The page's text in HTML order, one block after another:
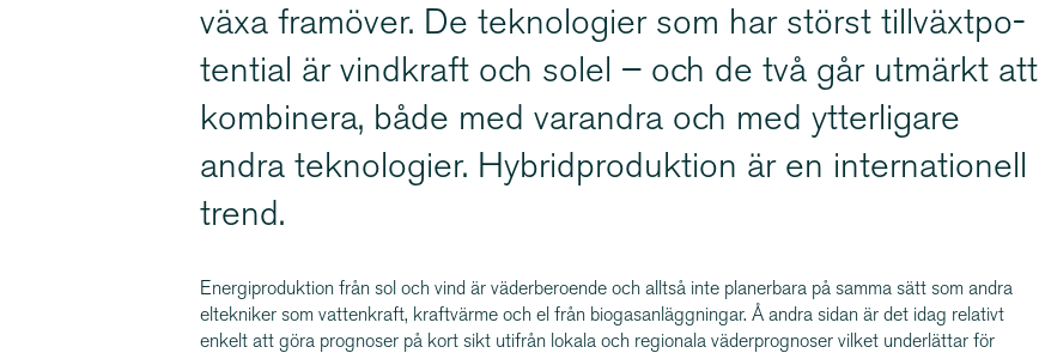
växa framöver. De teknologier som har störst tillväxt­po­
tential är vindkraft och solel – och de två går utmärkt att
kombinera, både med varandra och med ytterligare
andra teknologier. Hybrid­pro­duktion är en inter­na­tionell
trend.
Energi­pro­duktion från sol och vind är väderberoende och alltså inte planerbara på samma sätt som andra
eltekniker som vattenkraft, kraftvärme och el från biogas­an­lägg­ningar. Å andra sidan är det idag relativt
enkelt att göra prognoser på kort sikt utifrån lokala och regionala väder­pro­gnoser vilket underlättar för